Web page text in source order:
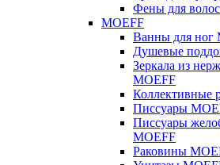
Фены для
MOEFF
Ванны для ног
Душевые
Зеркала из
MOEFF
Коллективные
Писсуары
Писсуары
MOEFF
Раковины